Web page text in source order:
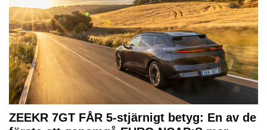
ZEEKR 7GT FÅR 5-stjärnigt betyg: En av de